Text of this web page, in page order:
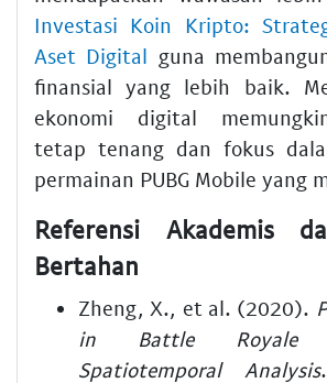
Investasi Koin Kripto:
Aset Digital guna
finansial yang lebih baik.
ekonomi digital
tetap tenang dan fokus
permainan PUBG Mobile yang
Referensi Akademis
Bertahan
Zheng, X., et al. (2020).
in Battle Royale
Spatiotemporal Analysis